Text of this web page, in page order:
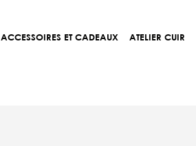
ACCESSOIRES ET CADEAUX ATELIER CUIR